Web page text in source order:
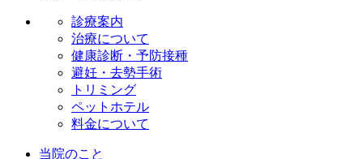
診療案内
治療について
健康診断・予防接種
避妊・去勢手術
トリミング
ペットホテル
料金について
当院のこと